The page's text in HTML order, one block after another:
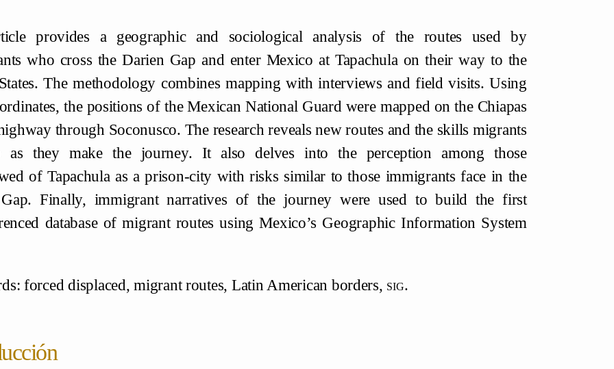
provides a geographic and sociological analysis of the routes used by
who cross the Darien Gap and enter Mexico at Tapachula on their way to the
The methodology combines mapping with interviews and field visits. Using
the positions of the Mexican National Guard were mapped on the Chiapas
through Soconusco. The research reveals new routes and the skills migrants
as they make the journey. It also delves into the perception among those
of Tapachula as a prison-city with risks similar to those immigrants face in the
Finally, immigrant narratives of the journey were used to build the first
database of migrant routes using Mexico’s Geographic Information System
forced displaced, migrant routes, Latin American borders, sig.